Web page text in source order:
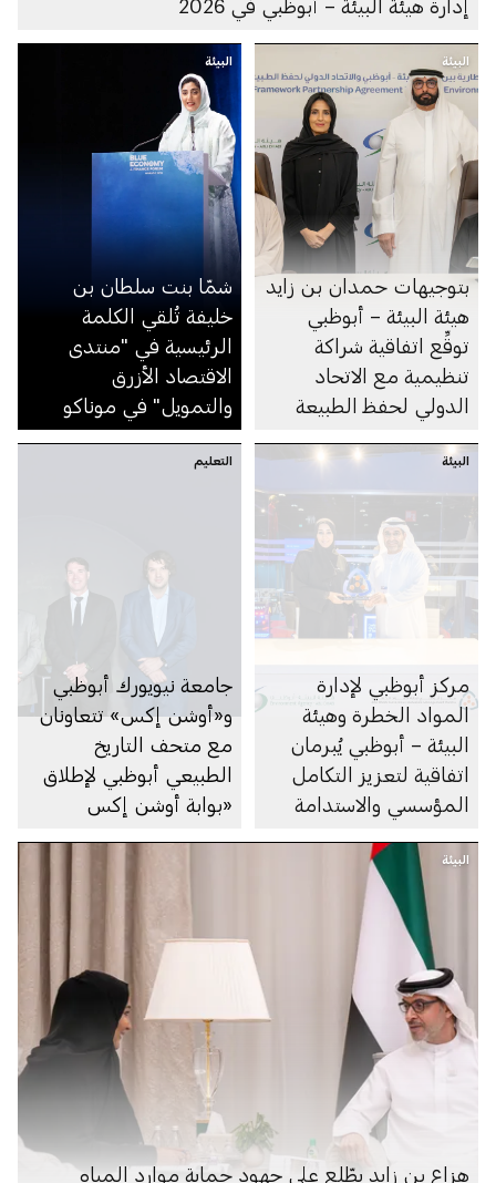
إدارة هيئة البيئة – أبوظبي في 2026
البيئة
بتوجيهات حمدان بن زايد
هيئة البيئة – أبوظبي
توقِّع اتفاقية شراكة
تنظيمية مع الاتحاد
الدولي لحفظ الطبيعة
البيئة
شمّا بنت سلطان بن
خليفة تُلقي الكلمة
الرئيسية في "منتدى
الاقتصاد الأزرق
والتمويل" في موناكو
البيئة
مركز أبوظبي لإدارة
المواد الخطرة وهيئة
البيئة – أبوظبي يُبرمان
اتفاقية لتعزيز التكامل
المؤسسي والاستدامة
التعليم
جامعة نيويورك أبوظبي
و«أوشن إكس» تتعاونان
مع متحف التاريخ
الطبيعي أبوظبي لإطلاق
«بوابة أوشن إكس
البيئة
هزاع بن زايد يطّلع على جهود حماية موارد المياه